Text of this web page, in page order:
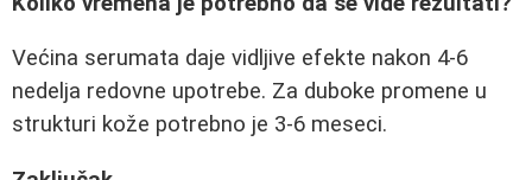
Većina serumata daje vidljive efekte nakon 4-6
nedelja redovne upotrebe. Za duboke promene u
strukturi kože potrebno je 3-6 meseci.